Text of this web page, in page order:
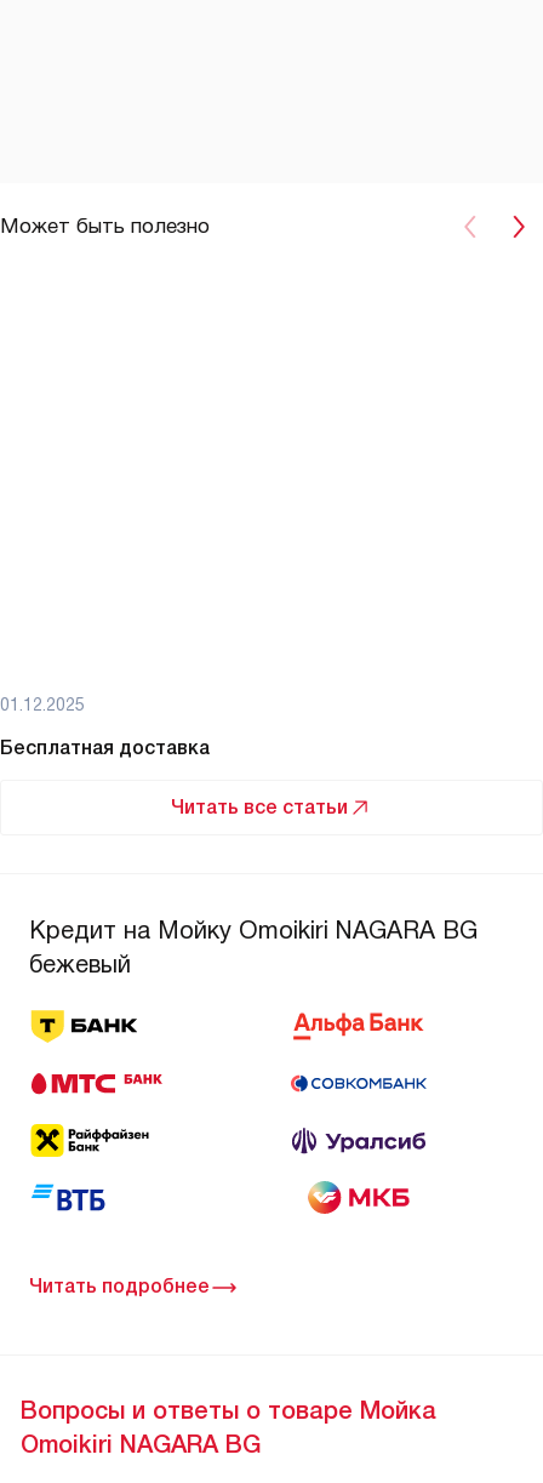
Может быть полезно
01.12.2025
Бесплатная доставка
Читать все статьи
Кредит на Мойку Omoikiri NAGARA BG
бежевый
Читать подробнее
Вопросы и ответы о товаре Мойка
Omoikiri NAGARA BG